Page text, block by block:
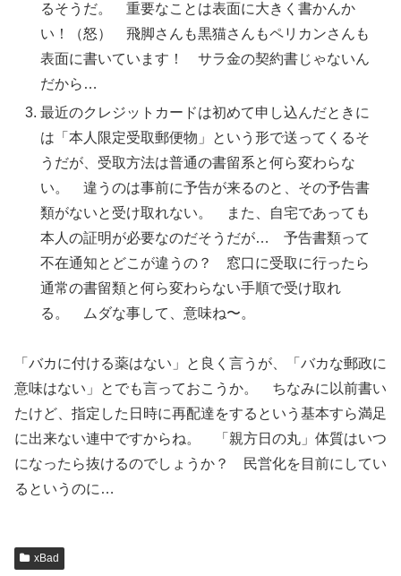
るそうだ。 重要なことは表面に大きく書かんか
い！（怒） 飛脚さんも黒猫さんもペリカンさんも
表面に書いています！ サラ金の契約書じゃないん
だから…
最近のクレジットカードは初めて申し込んだときに
は「本人限定受取郵便物」という形で送ってくるそ
うだが、受取方法は普通の書留系と何ら変わらな
い。 違うのは事前に予告が来るのと、その予告書
類がないと受け取れない。 また、自宅であっても
本人の証明が必要なのだそうだが… 予告書類って
不在通知とどこが違うの？ 窓口に受取に行ったら
通常の書留類と何ら変わらない手順で受け取れ
る。 ムダな事して、意味ね〜。
「バカに付ける薬はない」と良く言うが、「バカな郵政に
意味はない」とでも言っておこうか。 ちなみに以前書い
たけど、指定した日時に再配達をするという基本すら満足
に出来ない連中ですからね。 「親方日の丸」体質はいつ
になったら抜けるのでしょうか？ 民営化を目前にしてい
るというのに…
xBad